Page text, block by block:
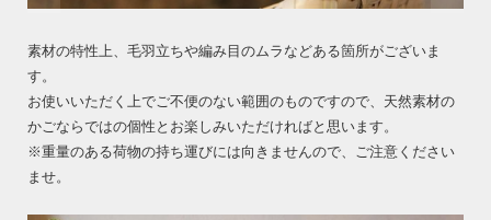
素材の特性上、毛羽立ちや編み目のムラなどある箇所がございま
す。
お使いいただく上でご不便のない範囲のものですので、天然素材の
かごならではの個性とお楽しみいただければと思います。
※重量のある荷物の持ち運びには向きませんので、ご注意ください
ませ。